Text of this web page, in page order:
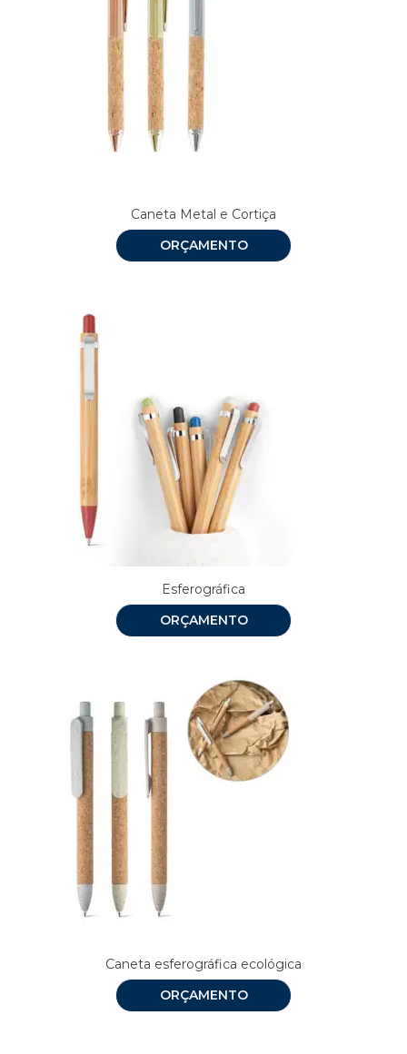
Caneta Metal e Cortiça
ORÇAMENTO
Esferográfica
ORÇAMENTO
Caneta esferográfica ecológica
ORÇAMENTO